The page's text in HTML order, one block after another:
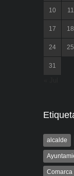
10 11
17 18
24 25
31
alcalde
Comarca